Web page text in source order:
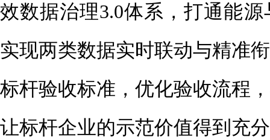
效数据治理3.0体系，打通能
实现两类数据实时联动与精准
标杆验收标准，优化验收流程
让标杆企业的示范价值得到充